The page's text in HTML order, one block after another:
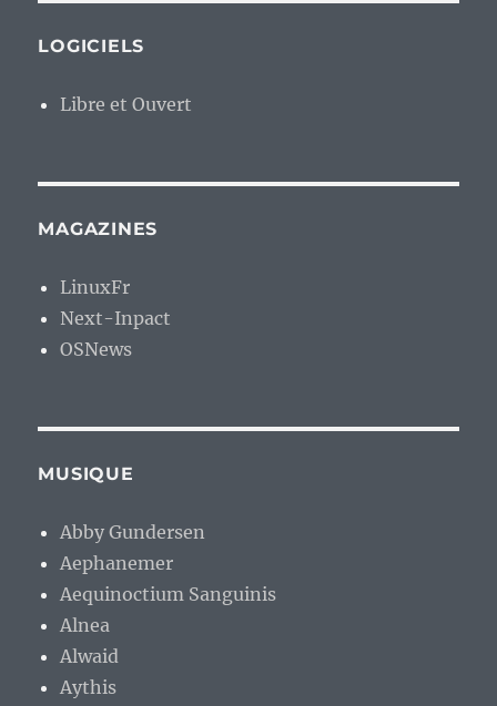
LOGICIELS
Libre et Ouvert
MAGAZINES
LinuxFr
Next-Inpact
OSNews
MUSIQUE
Abby Gundersen
Aephanemer
Aequinoctium Sanguinis
Alnea
Alwaid
Aythis